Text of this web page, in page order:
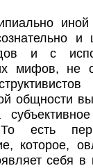
и с
мифов, не
общности
есть
которое,
себя в